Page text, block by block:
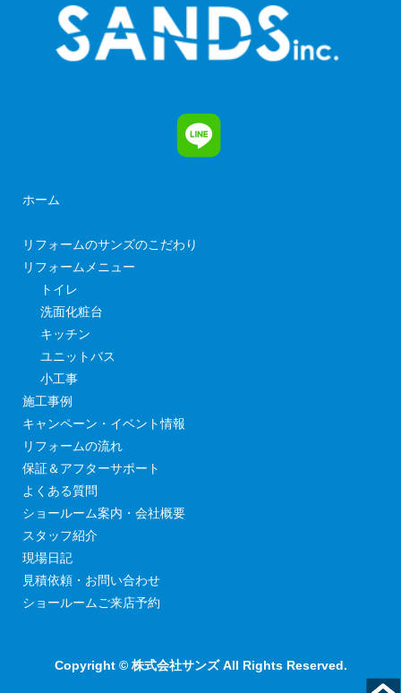
ホーム
リフォームのサンズのこだわり
リフォームメニュー
トイレ
洗面化粧台
キッチン
ユニットバス
小工事
施工事例
キャンペーン・イベント情報
リフォームの流れ
保証＆アフターサポート
よくある質問
ショールーム案内・会社概要
スタッフ紹介
現場日記
見積依頼・お問い合わせ
ショールームご来店予約
Copyright © 株式会社サンズ All Rights Reserved.